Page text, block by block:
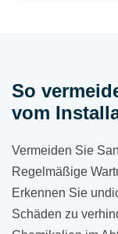
So
vom
Vermeiden Sie
Regelmäßige
Erkennen Sie
Schäden zu